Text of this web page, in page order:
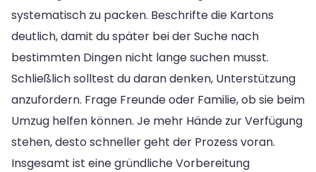
systematisch zu packen. Beschrifte die Kartons
deutlich, damit du später bei der Suche nach
bestimmten Dingen nicht lange suchen musst.
Schließlich solltest du daran denken, Unterstützung
anzufordern. Frage Freunde oder Familie, ob sie beim
Umzug helfen können. Je mehr Hände zur Verfügung
stehen, desto schneller geht der Prozess voran.
Insgesamt ist eine gründliche Vorbereitung